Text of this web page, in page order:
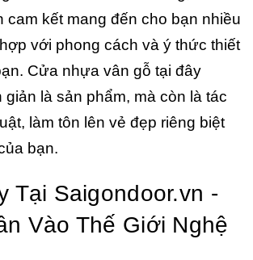
cam kết mang đến cho bạn nhiều
với phong cách và ý thức thiết
Cửa nhựa vân gỗ tại đây
giản là sản phẩm, mà còn là tác
làm tôn lên vẻ đẹp riêng biệt
bạn.
Tại Saigondoor.vn -
Vào Thế Giới Nghệ